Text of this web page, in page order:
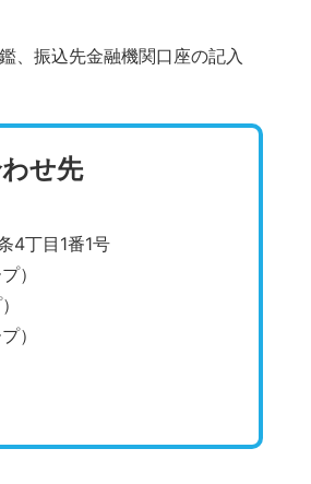
、振込先金融機関口座の記入
せ先
4丁目1番1号
）
）